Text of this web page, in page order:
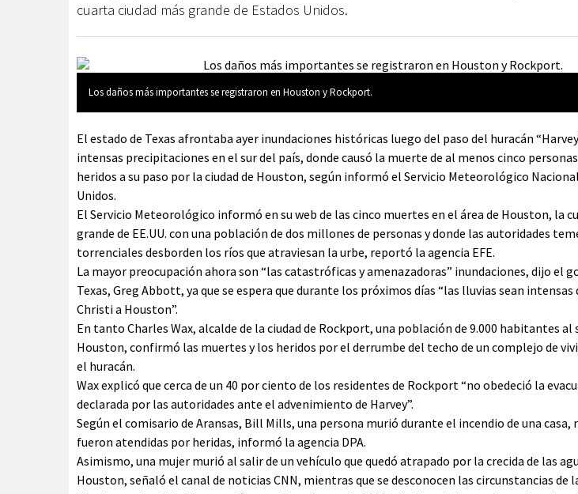
cuarta ciudad más grande de Estados Unidos.
Los daños más importantes se registraron en Houston y Rockport.
El estado de Texas afrontaba ayer inundaciones históricas luego del paso del huracán
intensas precipitaciones en el sur del país, donde causó la muerte de al menos cinco personas
heridos a su paso por la ciudad de Houston, según informó el Servicio Meteorológico
Unidos.
El Servicio Meteorológico informó en su web de las cinco muertes en el área de Houston, la
grande de EE.UU. con una población de dos millones de personas y donde las autoridades
torrenciales desborden los ríos que atraviesan la urbe, reportó la agencia EFE.
La mayor preocupación ahora son “las catastróficas y amenazadoras” inundaciones, dijo el
Texas, Greg Abbott, ya que se espera que durante los próximos días “las lluvias sean intensas
Christi a Houston”.
En tanto Charles Wax, alcalde de la ciudad de Rockport, una población de 9.000 habitantes al
Houston, confirmó las muertes y los heridos por el derrumbe del techo de un complejo de
el huracán.
Wax explicó que cerca de un 40 por ciento de los residentes de Rockport “no obedeció la
declarada por las autoridades ante el advenimiento de Harvey”.
Según el comisario de Aransas, Bill Mills, una persona murió durante el incendio de una
fueron atendidas por heridas, informó la agencia DPA.
Asimismo, una mujer murió al salir de un vehículo que quedó atrapado por la crecida de las
Houston, señaló el canal de noticias CNN, mientras que se desconocen las circunstancias de